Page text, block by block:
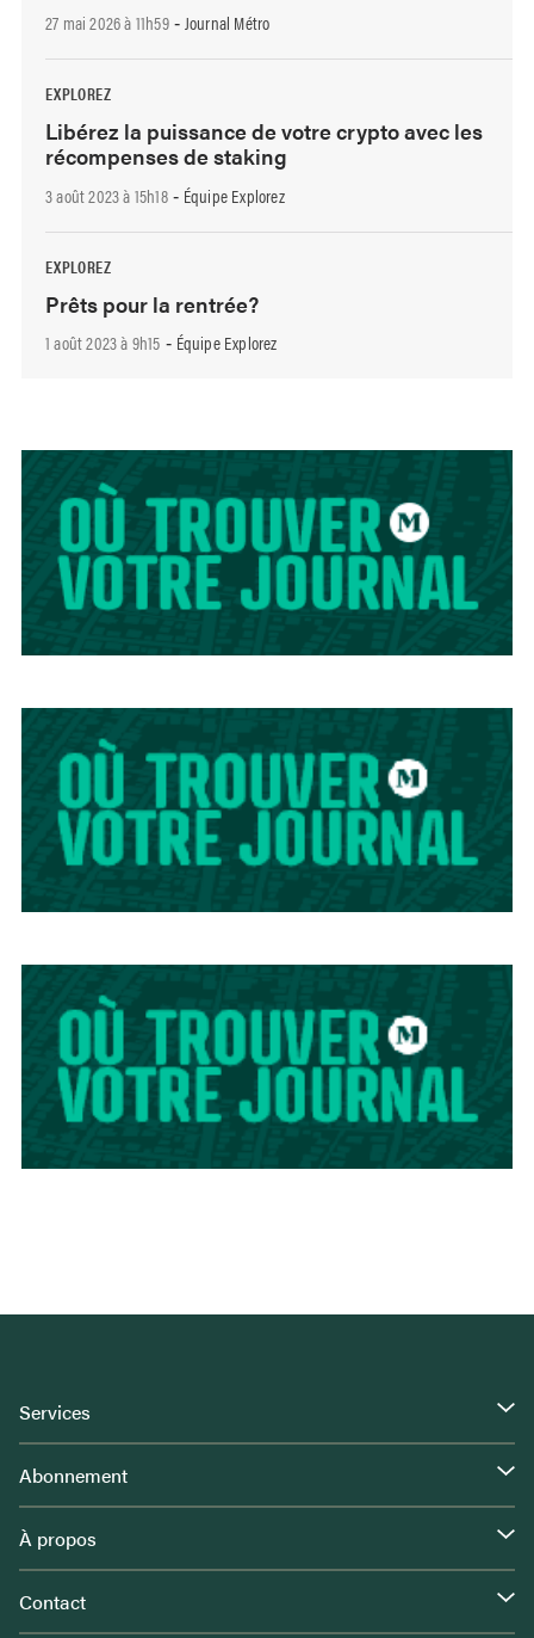
27 mai 2026 à 11h59- Journal Métro
EXPLOREZ
Libérez la puissance de votre crypto avec les
récompenses de staking
3 août 2023 à 15h18- Équipe Explorez
EXPLOREZ
Prêts pour la rentrée?
1 août 2023 à 9h15 - Équipe Explorez
Services
Abonnement
À propos
Contact